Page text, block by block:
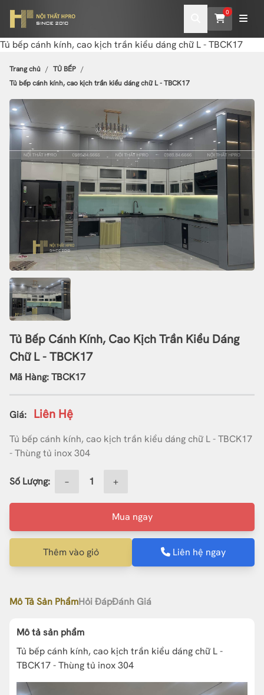
0
Tủ bếp cánh kính, cao kịch trần kiểu dáng chữ L - TBCK17
Trang chủ
TỦ BẾP
Tủ bếp cánh kính, cao kịch trần kiểu dáng chữ L - TBCK17
Tủ Bếp Cánh Kính, Cao Kịch Trần Kiểu Dáng
Chữ L - TBCK17
Mã Hàng: TBCK17
Giá: Liên Hệ
Tủ bếp cánh kính, cao kịch trần kiểu dáng chữ L - TBCK17
- Thùng tủ inox 304
Số Lượng: − +
Mua ngay
Thêm vào giỏ Liên hệ ngay
Mô Tả Sản PhẩmHỏi ĐápĐánh Giá
Mô tả sản phẩm
Tủ bếp cánh kính, cao kịch trần kiểu dáng chữ L -
TBCK17 - Thùng tủ inox 304